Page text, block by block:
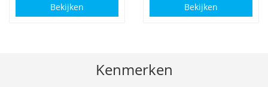
Bekijken Bekijken
Kenmerken